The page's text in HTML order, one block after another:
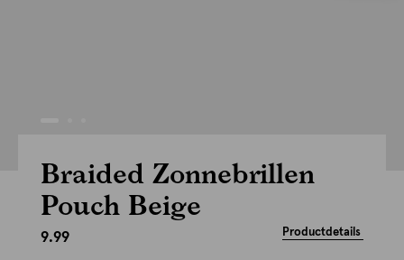
Braided Zonnebrillen
Pouch Beige
9.99 Productdetails